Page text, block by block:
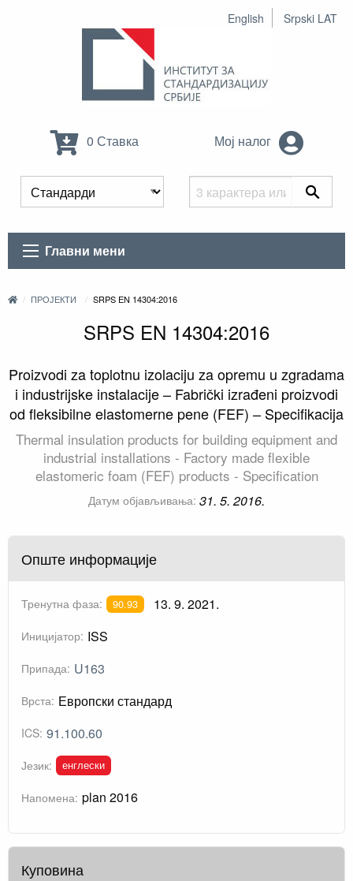
English Srpski LAT
0 Ставка Мој налог
Главни мени
ПРОЈЕКТИ SRPS EN 14304:2016
SRPS EN 14304:2016
Proizvodi za toplotnu izolaciju za opremu u zgradama
i industrijske instalacije – Fabrički izrađeni proizvodi
od fleksibilne elastomerne pene (FEF) – Specifikacija
Thermal insulation products for building equipment and
industrial installations - Factory made flexible
elastomeric foam (FEF) products - Specification
Датум објављивања: 31. 5. 2016.
Опште информације
Тренутна фаза: 90.93 13. 9. 2021.
Иницијатор: ISS
Припада: U163
Врста: Европски стандард
ICS: 91.100.60
Језик: енглески
Напомена: plan 2016
Куповина